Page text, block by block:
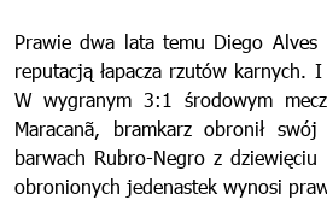
Prawie dwa lata temu Diego Alves
reputacją łapacza rzutów karnych.
W wygranym 3:1 środowym
Maracanã, bramkarz obronił
barwach Rubro-Negro z
obronionych jedenastek wynosi